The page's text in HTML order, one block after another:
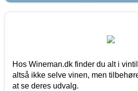
Hos Wineman.dk finder du alt i
altså ikke selve vinen, men
at se deres udvalg.